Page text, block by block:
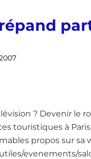
? Devenir le
touristiques à
propos sur sa
evenements/